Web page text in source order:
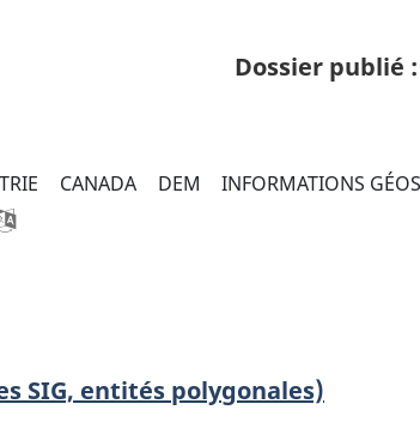
Dossier publié :
CANADA DEM INFORMATIONS
SIG, entités polygonales)